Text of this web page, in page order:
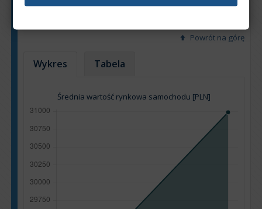
Pojemność silnika:1,0
Powrót na górę
Wykres Tabela
Średnia wartość rynkowa samochodu [PLN]